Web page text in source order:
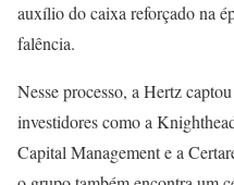
auxílio do caixa reforçado na
falência.
Nesse processo, a Hertz
investidores como a
Capital Management e a